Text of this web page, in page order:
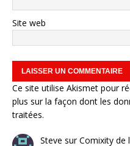
Site web
Ce site utilise Akismet pour
plus sur la façon dont les
traitées.
Steve surComixity de